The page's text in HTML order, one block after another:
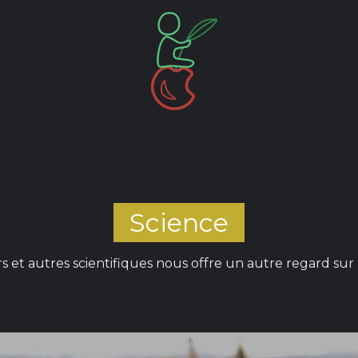
Science
et autres scientifiques nous offre un autre regard